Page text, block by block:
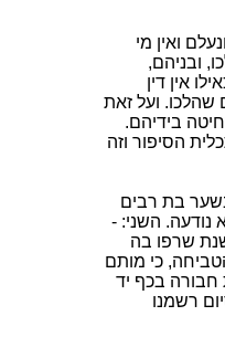
ואין מי
ובניהם,
אין דין
שהלכו. ועל זאת
בידיהם.
הסיפור וזה
בת רבים
נודעה. השני: -
שרפו בה
כי מותם
חבורה בכף יד
רשמנו